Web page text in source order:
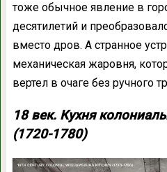
тоже обычное явление в
десятилетий и
вместо дров. А странное
механическая жаровня,
вертел в очаге без ручного
18 век. Кухня
(1720-1780)